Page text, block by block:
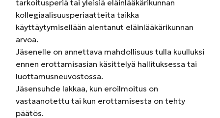
tarkoitusperiä tai yleisiä eläinlääkärikunnan
kollegiaalisuusperiaatteita taikka
käyttäytymisellään alentanut eläinlääkärikunnan
arvoa.
Jäsenelle on annettava mahdollisuus tulla kuulluksi
ennen erottamisasian käsittelyä hallituksessa tai
luottamusneuvostossa.
Jäsensuhde lakkaa, kun eroilmoitus on
vastaanotettu tai kun erottamisesta on tehty
päätös.